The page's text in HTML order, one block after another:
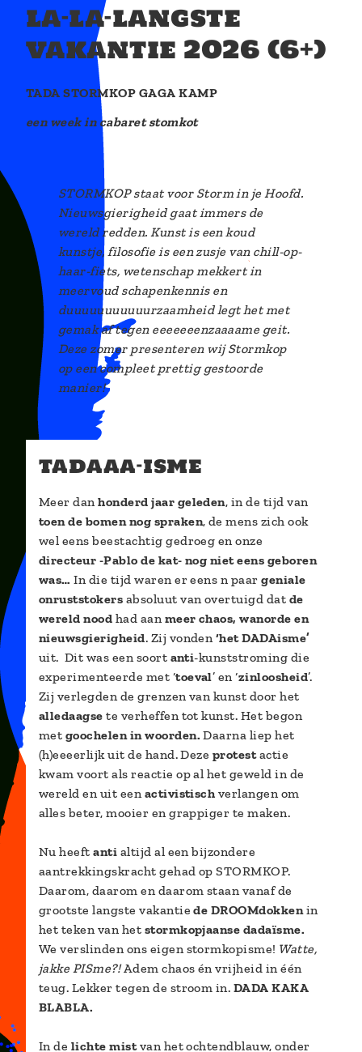
la-la-langste
vakantie 2026 (6+)
TADA STORMKOP GAGA KAMP
een week in cabaret stomkot
STORMKOP staat voor Storm in je Hoofd.
Nieuwsgierigheid gaat immers de
wereld redden. Kunst is een koud
kunstje, filosofie is een zusje van chill-op-
haar-fiets, wetenschap mekkert in
meervoud schapenkennis en
duuuuuuuuuuurzaamheid legt het met
gemak af tegen eeeeeeenzaaaame geit.
Deze zomer presenteren wij Stormkop
op een compleet prettig gestoorde
manier!
tadaaa-isme
Meer dan honderd jaar geleden, in de tijd van
toen de bomen nog spraken, de mens zich ook
wel eens beestachtig gedroeg en onze
directeur -Pablo de kat- nog niet eens geboren
was… In die tijd waren er eens n paargeniale
onruststokers absoluut van overtuigd dat de
wereld nood had aan meer chaos, wanorde en
nieuwsgierigheid. Zij vonden ‘het DADAisme’
uit. Dit was een soort anti-kunststroming die
experimenteerde met ‘toeval’ en ‘zinloosheid’.
Zij verlegden de grenzen van kunst door het
alledaagse te verheffen tot kunst. Het begon
met goochelen in woorden.Daarna liep het
(h)eeeerlijk uit de hand. Deze protestactie
kwam voort als reactie op al het geweld in de
wereld en uit een activistisch verlangen om
alles beter, mooier en grappiger te maken.
Nu heeftanti altijd al een bijzondere
aantrekkingskracht gehad op STORMKOP.
Daarom, daarom en daarom staan vanaf de
grootste langste vakantiede DROOMdokkenin
het teken van het stormkopjaanse dadaïsme.
We verslinden ons eigen stormkopisme! Watte,
jakke PISme?!Adem chaos én vrijheid in één
teug. Lekker tegen de stroom in. DADA KAKA
BLABLA.
In de lichte mistvan het ochtendblauw, onder